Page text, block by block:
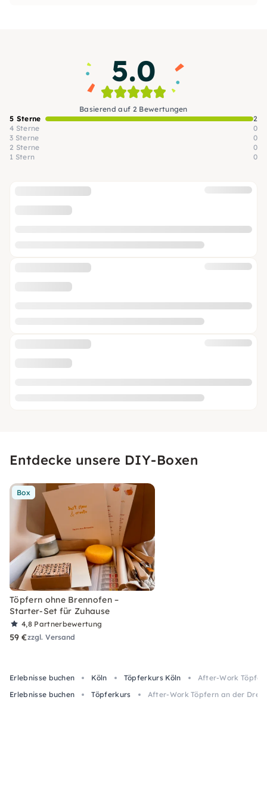
5.0
Basierend auf 2 Bewertungen
5 Sterne
2
4 Sterne
0
3 Sterne
0
2 Sterne
0
1 Stern
0
Entdecke unsere DIY-Boxen
Box
Töpfern ohne Brennofen –
Starter-Set für Zuhause
4,8 Partnerbewertung
59 €zzgl. Versand
Erlebnisse buchen Köln Töpferkurs Köln
After-Work
Erlebnisse buchen
Töpferkurs After-Work Töpfern an der